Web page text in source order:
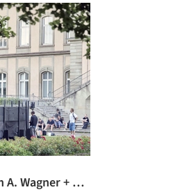
Pavilhão Circular / Fabian A. Wagner + Wiss. Ass. Louise Daussy + Hochschule Kaiserslautern University of Applied Sciences